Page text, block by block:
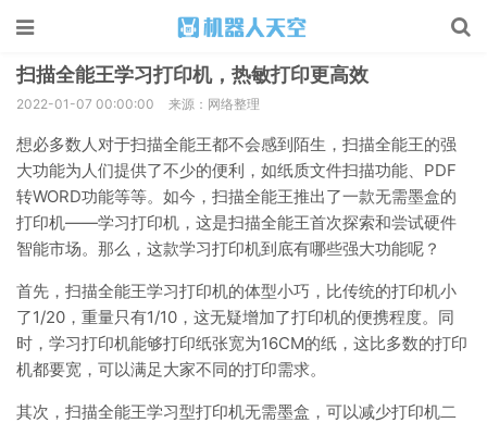
扫描全能王学习打印机，热敏打印更高效
2022-01-07 00:00:00 来源：网络整理
想必多数人对于扫描全能王都不会感到陌生，扫描全能王的强
大功能为人们提供了不少的便利，如纸质文件扫描功能、PDF
转WORD功能等等。如今，扫描全能王推出了一款无需墨盒的
打印机——学习打印机，这是扫描全能王首次探索和尝试硬件
智能市场。那么，这款学习打印机到底有哪些强大功能呢？
首先，扫描全能王学习打印机的体型小巧，比传统的打印机小
了1/20，重量只有1/10，这无疑增加了打印机的便携程度。同
时，学习打印机能够打印纸张宽为16CM的纸，这比多数的打印
机都要宽，可以满足大家不同的打印需求。
其次，扫描全能王学习型打印机无需墨盒，可以减少打印机二